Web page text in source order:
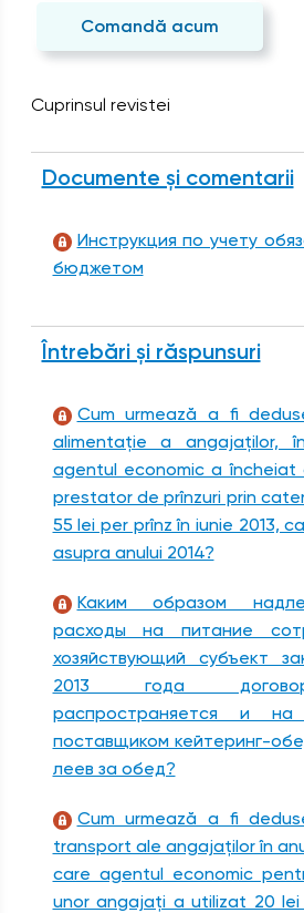
Comandă acum
Cuprinsul revistei
Documente și comentarii
Инструкция по учету
бюджетом
Întrebări și răspunsuri
Cum urmează a fi
alimentaţie a angajaţilor,
agentul economic a
prestator de prînzuri prin
55 lei per prînz în iunie 2013,
asupra anului 2014?
Каким образом
расходы на питание
хозяйствующий субъект
2013 года
распространяется и
поставщиком кейтеринг-
леев за обед?
Cum urmează a fi
transport ale angajaţilor în
care agentul economic
unor angajaţi a utilizat 20